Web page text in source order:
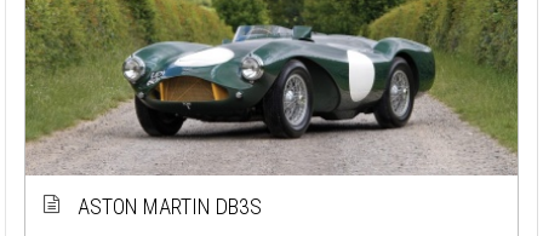
ASTON MARTIN DB3S